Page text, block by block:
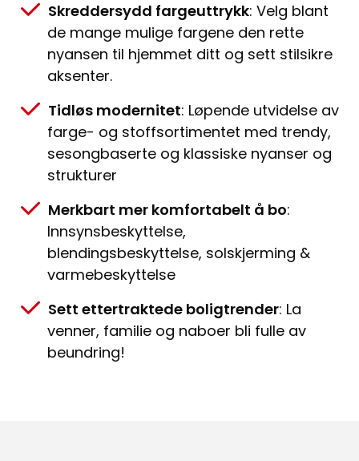
Skreddersydd fargeuttrykk: Velg blant
de mange mulige fargene den rette
nyansen til hjemmet ditt og sett stilsikre
aksenter.
Tidløs modernitet: Løpende utvidelse av
farge- og stoffsortimentet med trendy,
sesongbaserte og klassiske nyanser og
strukturer
Merkbart mer komfortabelt å bo:
Innsynsbeskyttelse,
blendingsbeskyttelse, solskjerming &
varmebeskyttelse
Sett ettertraktede boligtrender: La
venner, familie og naboer bli fulle av
beundring!